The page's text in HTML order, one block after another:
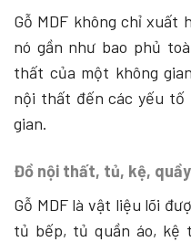
Gỗ MDF không chỉ xuất
nó gần như bao phủ
thất của một không
nội thất đến các yếu tố
gian.
Đồ nội thất, tủ, kệ, quầy
Gỗ MDF là vật liệu lõi
tủ bếp, tủ quần áo, kệ